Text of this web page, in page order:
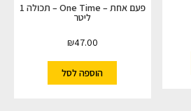
פעם אחת – One Time – תכולה 1
ליטר
₪47.00
הוספה לסל